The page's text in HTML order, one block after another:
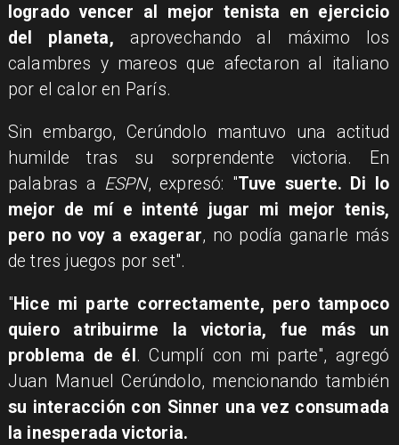
logrado vencer al mejor tenista en ejercicio
del planeta, aprovechando al máximo los
calambres y mareos que afectaron al italiano
por el calor en París.
Sin embargo, Cerúndolo mantuvo una actitud
humilde tras su sorprendente victoria. En
palabras a ESPN, expresó: "Tuve suerte. Di lo
mejor de mí e intenté jugar mi mejor tenis,
pero no voy a exagerar, no podía ganarle más
de tres juegos por set".
"Hice mi parte correctamente, pero tampoco
quiero atribuirme la victoria, fue más un
problema de él . Cumplí con mi parte", agregó
Juan Manuel Cerúndolo, mencionando también
su interacción con Sinner una vez consumada
la inesperada victoria.